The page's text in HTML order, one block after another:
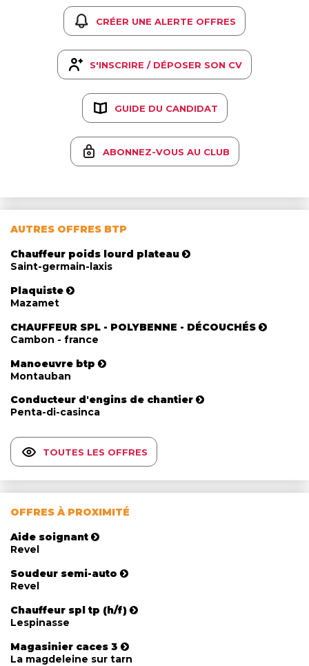
CRÉER UNE ALERTE OFFRES
S'INSCRIRE / DÉPOSER SON CV
GUIDE DU CANDIDAT
ABONNEZ-VOUS AU CLUB
AUTRES OFFRES BTP
Chauffeur poids lourd plateau
Saint-germain-laxis
Plaquiste
Mazamet
CHAUFFEUR SPL - POLYBENNE - DÉCOUCHÉS
Cambon - france
Manoeuvre btp
Montauban
Conducteur d'engins de chantier
Penta-di-casinca
TOUTES LES OFFRES
OFFRES À PROXIMITÉ
Aide soignant
Revel
Soudeur semi-auto
Revel
Chauffeur spl tp (h/f)
Lespinasse
Magasinier caces 3
La magdeleine sur tarn